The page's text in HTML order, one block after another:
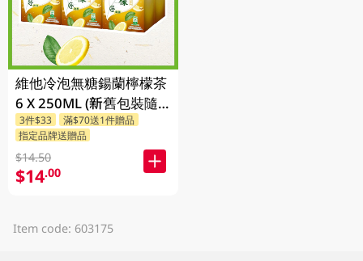
維他冷泡無糖鍚蘭檸檬茶
6 X 250ML (新舊包裝隨
機發貨)
3件$33
滿$70送1件贈品
指定品牌送贈品
$14.50
$14.00
Item code: 603175